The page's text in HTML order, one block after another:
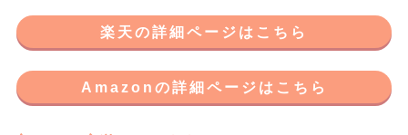
楽天の詳細ページはこちら
Amazonの詳細ページはこちら